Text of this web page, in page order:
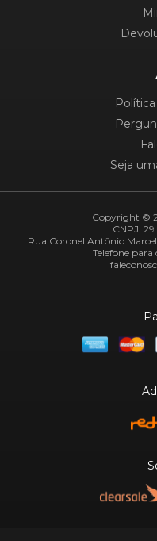
Seja
Copyright ©
CNPJ:
Rua Coronel Antônio
Telefone para